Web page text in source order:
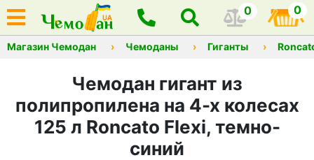
0 0
Магазин Чемодан Чемоданы Гиганты
Чемодан гигант из
полипропилена на 4-х колесах
125 л Roncato Flexi, темно-
синий